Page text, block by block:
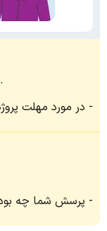
در مورد مهلت
پرسش شما چه